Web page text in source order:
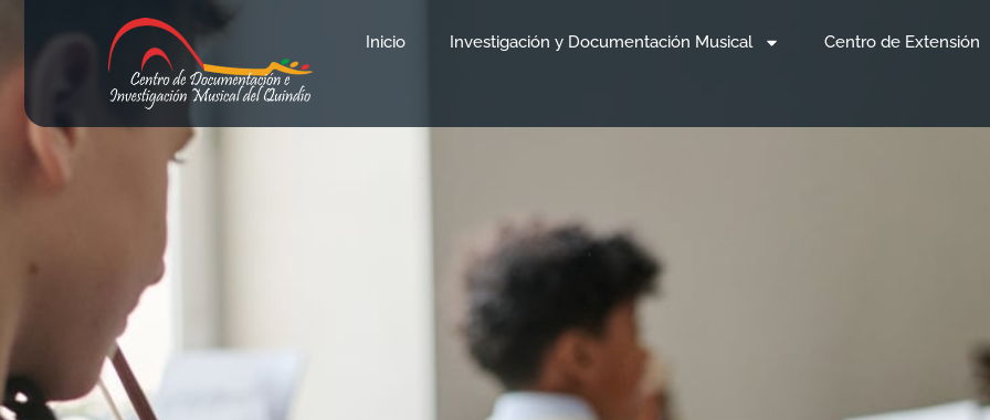
Inicio Investigación y Documentación Musical Centro de Extensión